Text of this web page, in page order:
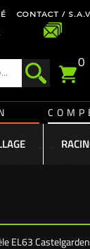
CONTACT / S.A.V
0
EL63